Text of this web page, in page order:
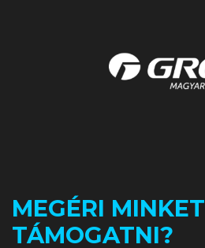
MEGÉRI MINKET
TÁMOGATNI?